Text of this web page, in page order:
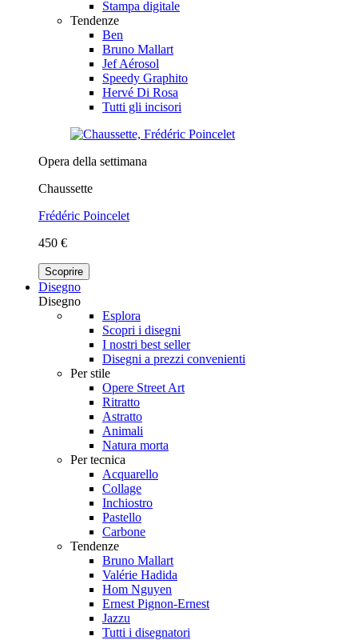
Stampa digitale
Tendenze
Ben
Bruno Mallart
Jef Aérosol
Speedy Graphito
Hervé Di Rosa
Tutti gli incisori
Opera della settimana
Chaussette
Frédéric Poincelet
450 €
Scoprire
Disegno
Disegno
Esplora
Scopri i disegni
I nostri best seller
Disegni a prezzi convenienti
Per stile
Opere Street Art
Ritratto
Astratto
Animali
Natura morta
Per tecnica
Acquarello
Collage
Inchiostro
Pastello
Carbone
Tendenze
Bruno Mallart
Valérie Hadida
Hom Nguyen
Ernest Pignon-Ernest
Jazzu
Tutti i disegnatori